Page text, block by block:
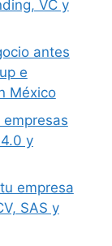
VC y
antes
e
México
y
empresa
SAS y